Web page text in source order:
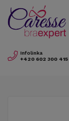
Infolinka
+420 602 300 415